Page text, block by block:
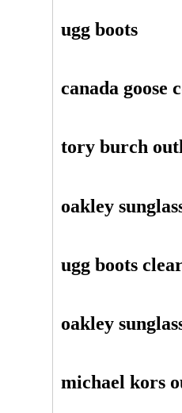
ugg boots
canada goose
tory burch
oakley
ugg boots
oakley
michael kors